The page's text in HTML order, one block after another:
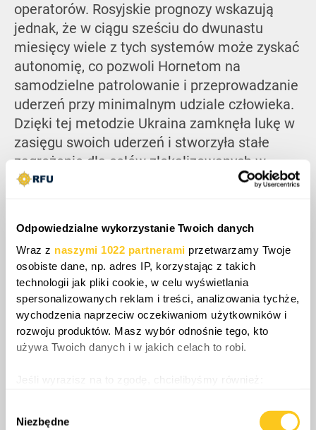
Odpowiedzialne wykorzystanie Twoich danych
Wraz z naszymi 1022 partnerami przetwarzamy Twoje
osobiste dane, np. adres IP, korzystając z takich
technologii jak pliki cookie, w celu wyświetlania
spersonalizowanych reklam i treści, analizowania tychże,
wychodzenia naprzeciw oczekiwaniom użytkowników i
rozwoju produktów. Masz wybór odnośnie tego, kto
używa Twoich danych i w jakich celach to robi.
Jeśli wyrazisz na to zgodę, chcielibyśmy również:
geograficznej z dokładnością nawet do kilku metrów
zgody
Niezbędne
operatorów. Rosyjskie prognozy wskazują
jednak, że w ciągu sześciu do dwunastu
miesięcy wiele z tych systemów może zyskać
autonomię, co pozwoli Hornetom na
samodzielne patrolowanie i przeprowadzanie
uderzeń przy minimalnym udziale człowieka.
Dzięki tej metodzie Ukraina zamknęła lukę w
zasięgu swoich uderzeń i stworzyła stałe
zagrożenie dla celów zlokalizowanych w
przedziale od dwudziestu do dwustu
Podsumowując, rozszerzająca się ukraińska